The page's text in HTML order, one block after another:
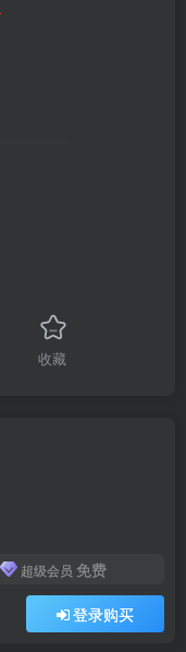
收藏
超级会员 免费
登录购买